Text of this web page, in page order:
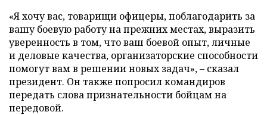
«Я хочу вас, товарищи офицеры, поблагодарить за
вашу боевую работу на прежних местах, выразить
уверенность в том, что ваш боевой опыт, личные
и деловые качества, организаторские способности
помогут вам в решении новых задач», – сказал
президент. Он также попросил командиров
передать слова признательности бойцам на
передовой.